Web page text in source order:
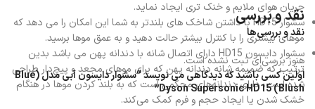
جریان هوای ملایم و خنک تری ایجاد نماید.
سشوار HD15 با داشتن شاخک های بلندتر به شما این امکان را می دهد که
موهای بیشتری را با کنترل بیشتر حالت دهید و به عمق موها برسید.
سشوار دایسون HD15 دارای اتصال شانه با دندانه پهن می باشد بدین
ترتیب که ضمیمه شانه دندانه پهن که برای موهای مجعد و پیچ‌دار طراحی
شده است، دارای دندانه‌های محکمی است که به بلند کردن موها در هنگام
خشک شدن یا ایجاد حجم و فرم کمک می‌کند.
نقد و بررسی
نقد و بررسی‌ها
هنوز بررسی‌ای ثبت نشده است.
اولین کسی باشید که دیدگاهی می نویسد “سشوار دایسون آبی مدل (Blue
Blush) Dyson Supersonic HD15”